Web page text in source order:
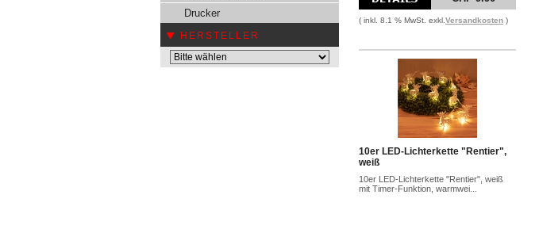
Drucker
HERSTELLER
( inkl. 8.1 % MwSt. exkl. Versandkosten )
10er LED-Lichterkette "Rentier",
weiß
10er LED-Lichterkette "Rentier", weiß
mit Timer-Funktion, warmwei...